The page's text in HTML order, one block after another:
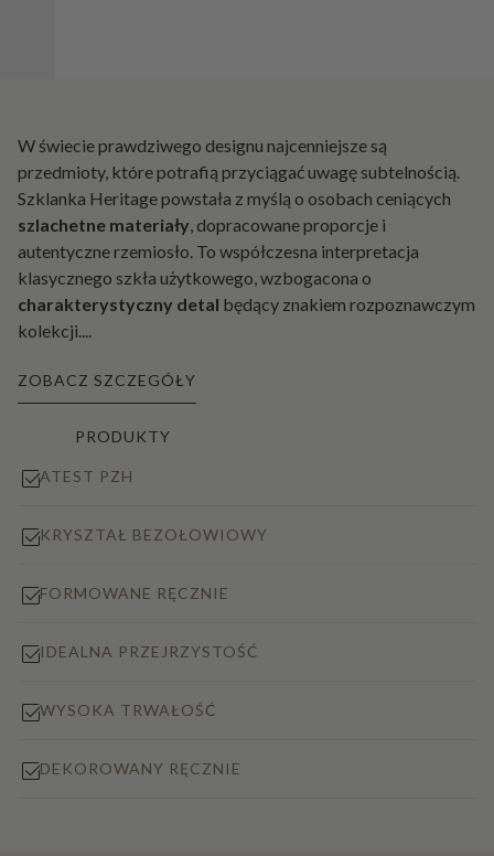
PRODUKTY
W świecie prawdziwego designu najcenniejsze są
przedmioty, które potrafią przyciągać uwagę subtelnością.
Szklanka Heritage powstała z myślą o osobach ceniących
szlachetne materiały, dopracowane proporcje i
autentyczne rzemiosło. To współczesna interpretacja
klasycznego szkła użytkowego, wzbogacona o
charakterystyczny detal będący znakiem rozpoznawczym
kolekcji....
ZOBACZ SZCZEGÓŁY
ATEST PZH
KRYSZTAŁ BEZOŁOWIOWY
FORMOWANE RĘCZNIE
IDEALNA PRZEJRZYSTOŚĆ
WYSOKA TRWAŁOŚĆ
DEKOROWANY RĘCZNIE